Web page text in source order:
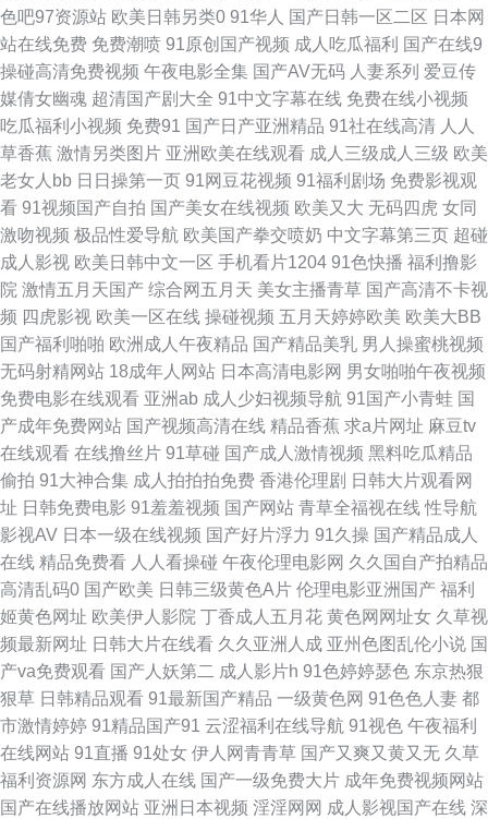
破解无码片 亚洲精品视频二区 www超碰在线 黄色视频链接 欧美伊人日逼视
频 午夜福利肏屄视频 91日日剧网 超碰在线69播放 韩日TV色情网站 欧美激
情28p 午夜秀场一区二区 91在线视频导航 国产肛交在线 玖玖精品在线 日韩
欧美中文 亚洲中文日韩tv av超碰 国产精品在线网址 麻豆91 日韩成人无码A
片 91看斤 第一福利视频导航 老湿机视频61试 日韩午夜福利av 伊人久久精
品视频 www含蓄草 国人影院 欧美激情内射 色色九一综合 91社在线观看 成
人AV资源 极品福利姬自慰 殴美蜜桃 亚洲女操逼网 91影片 成人小视频网站
激情人妻综合 青青草原香蕉伊人 在线观看超碰 www91视频 韩日AV网 欧美
天堂乱码 亚洲AV私人影院 91伪娘网站视频 成人视频香蕉 黄网站大全免费
人人摸人人摸 午夜淫荡影院 www另类黑料 黄射网站91 人妻精品久久 伊人
综合久久艹 AV免费在线精东 国产三级网站精品 欧美交配网 探花精品系列
91视社 国产69麻豆 欧韩成人操 熟女人妻素人TS 91国产福利视频 成人不卡
一区在线 精品国产九九九 日本男女肏屄视频 亚洲天堂在线超吹 超碰91免费
在线 九九一网站 人人操人人草 香蕉视频下载链接 97精品影视 福利视频区
麻豆91巨炮 深夜影院深 91美女被啪啪啪 国产微拍在线 欧美性爱主站 亚洲色
色吧97资源站 欧美日韩另类0 91华人 国产日韩一区二区 日本网
站在线免费 免费潮喷 91原创国产视频 成人吃瓜福利 国产在线9
操碰高清免费视频 午夜电影全集 国产AV无码 人妻系列 爱豆传
媒倩女幽魂 超清国产剧大全 91中文字幕在线 免费在线小视频
吃瓜福利小视频 免费91 国产日产亚洲精品 91社在线高清 人人
草香蕉 激情另类图片 亚洲欧美在线观看 成人三级成人三级 欧美
老女人bb 日日操第一页 91网豆花视频 91福利剧场 免费影视观
看 91视频国产自拍 国产美女在线视频 欧美又大 无码四虎 女同
激吻视频 极品性爱导航 欧美国产拳交喷奶 中文字幕第三页 超碰
成人影视 欧美日韩中文一区 手机看片1204 91色快播 福利撸影
院 激情五月天国产 综合网五月天 美女主播青草 国产高清不卡视
频 四虎影视 欧美一区在线 操碰视频 五月天婷婷欧美 欧美大BB
国产福利啪啪 欧洲成人午夜精品 国产精品美乳 男人操蜜桃视频
无码射精网站 18成年人网站 日本高清电影网 男女啪啪午夜视频
免费电影在线观看 亚洲ab 成人少妇视频导航 91国产小青蛙 国
产成年免费网站 国产视频高清在线 精品香蕉 求a片网址 麻豆tv
在线观看 在线撸丝片 91草碰 国产成人激情视频 黑料吃瓜精品
偷拍 91大神合集 成人拍拍拍免费 香港伦理剧 日韩大片观看网
址 日韩免费电影 91羞羞视频 国产网站 青草全福视在线 性导航
影视AV 日本一级在线视频 国产好片浮力 91久操 国产精品成人
在线 精品免费看 人人看操碰 午夜伦理电影网 久久国自产拍精品
高清乱码0 国产欧美 日韩三级黄色A片 伦理电影亚洲国产 福利
姬黄色网址 欧美伊人影院 丁香成人五月花 黄色网网址女 久草视
频最新网址 日韩大片在线看 久久亚洲人成 亚州色图乱伦小说 国
产va免费观看 国产人妖第二 成人影片h 91色婷婷瑟色 东京热狠
狠草 日韩精品观看 91最新国产精品 一级黄色网 91色色人妻 都
市激情婷婷 91精品国产91 云涩福利在线导航 91视色 午夜福利
在线网站 91直播 91处女 伊人网青青草 国产又爽又黄又无 久草
福利资源网 东方成人在线 国产一级免费大片 成年免费视频网站
国产在线播放网站 亚洲日本视频 淫淫网网 成人影视国产在线 深